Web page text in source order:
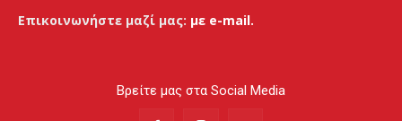
Επικοινωνήστε μαζί μας: με e-mail.
Βρείτε μας στα Social Media